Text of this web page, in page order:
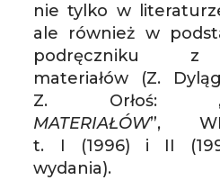
nie tylko w
ale również w
podręczniku z
materiałów (Z.
Z. Orłoś:
MATERIAŁÓW”,
t. I (1996) i II
wydania).